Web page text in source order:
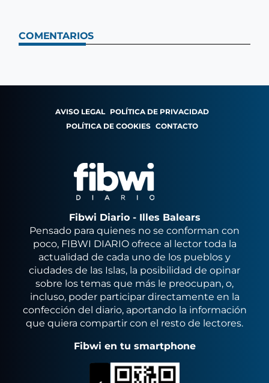
COMENTARIOS
AVISO LEGAL POLÍTICA DE PRIVACIDAD
POLÍTICA DE COOKIES CONTACTO
Fibwi Diario - Illes Balears
Pensado para quienes no se conforman con
poco, FIBWI DIARIO ofrece al lector toda la
actualidad de cada uno de los pueblos y
ciudades de las Islas, la posibilidad de opinar
sobre los temas que más le preocupan, o,
incluso, poder participar directamente en la
confección del diario, aportando la información
que quiera compartir con el resto de lectores.
Fibwi en tu smartphone